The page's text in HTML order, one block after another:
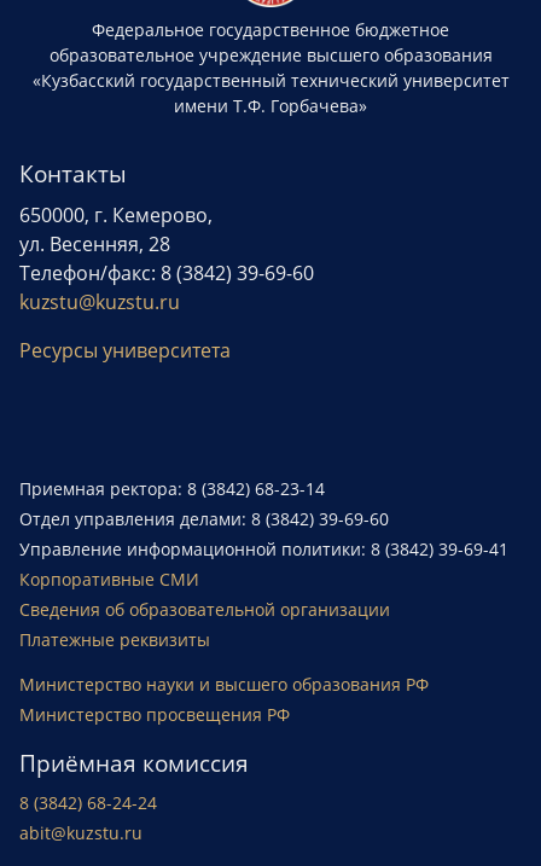
Федеральное государственное бюджетное
образовательное учреждение высшего образования
«Кузбасский государственный технический университет
имени Т.Ф. Горбачева»
Контакты
650000, г. Кемерово,
ул. Весенняя, 28
Телефон/факс: 8 (3842) 39-69-60
kuzstu@kuzstu.ru
Ресурсы университета
Приемная ректора: 8 (3842) 68-23-14
Отдел управления делами: 8 (3842) 39-69-60
Управление информационной политики: 8 (3842) 39-69-41
Корпоративные СМИ
Сведения об образовательной организации
Платежные реквизиты
Министерство науки и высшего образования РФ
Министерство просвещения РФ
Приёмная комиссия
8 (3842) 68-24-24
abit@kuzstu.ru